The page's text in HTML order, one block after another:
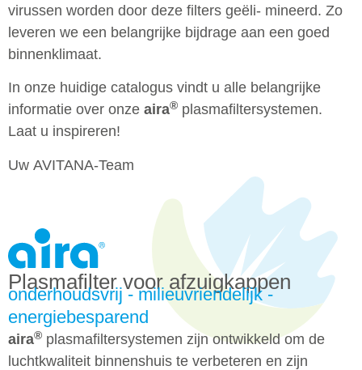
virussen worden door deze filters geëli- mineerd. Zo
leveren we een belangrijke bijdrage aan een goed
binnenklimaat.
In onze huidige catalogus vindt u alle belangrijke
informatie over onze aira® plasmafiltersystemen.
Laat u inspireren!
Uw AVITANA-Team
Plasmafilter voor afzuigkappen
onderhoudsvrij - milieuvriendelijk -
energiebesparend
aira® plasmafiltersystemen zijn ontwikkeld om de
luchtkwaliteit binnenshuis te verbeteren en zijn